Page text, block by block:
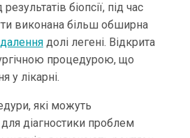
біопсії, під час
виконана більш обширна
долі легені. Відкрита
процедурою, що
у лікарні.
які можуть
діагностики проблем